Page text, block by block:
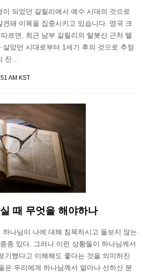
되었던 갈릴리에서 예수 시대의 것으로
견돼 이목을 집중시키고 있습니다. 영국 크
르면, 최근 남부 갈릴리의 탈봇산 근처 텔
았던 시대로부터 1세기 후의 것으로 추정
잔…
AM KST
때 무엇을 해야하나
하나님이 나에 대해 침묵하시고 돌보지 않는
종 있다. 그러나 이런 상황들이 하나님께서
기했다고 이해해도 좋다는 것을 의미하진
은 우리에게 하나님께서 얼마나 선하신 분